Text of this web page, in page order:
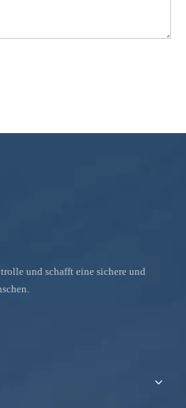
und schafft eine sichere und